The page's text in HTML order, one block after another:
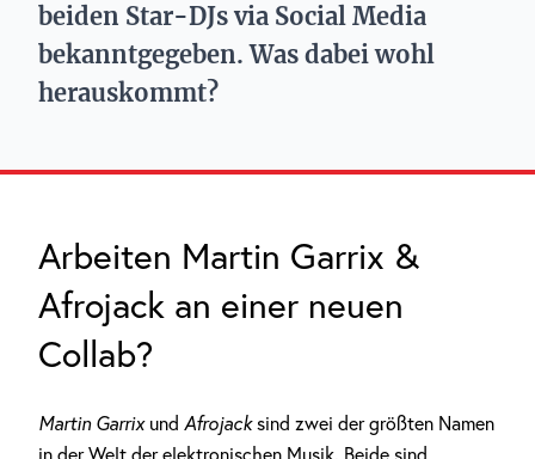
beiden Star-DJs via Social Media
bekanntgegeben. Was dabei wohl
herauskommt?
Arbeiten Martin Garrix &
Afrojack an einer neuen
Collab?
Martin Garrixund Afrojacksind zwei der größten Namen
in der Welt der elektronischen Musik. Beide sind